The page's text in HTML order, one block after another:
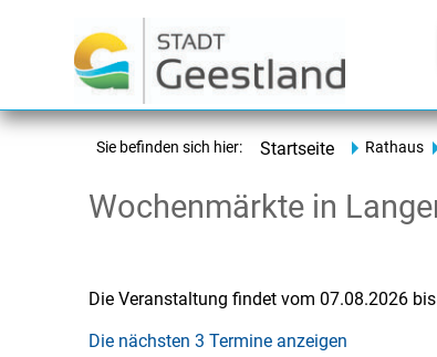
Sie befinden sich hier: Startseite Rathaus
Wochenmärkte in
Die Veranstaltung findet vom 07.08.2026
Die nächsten 3 Termine anzeigen